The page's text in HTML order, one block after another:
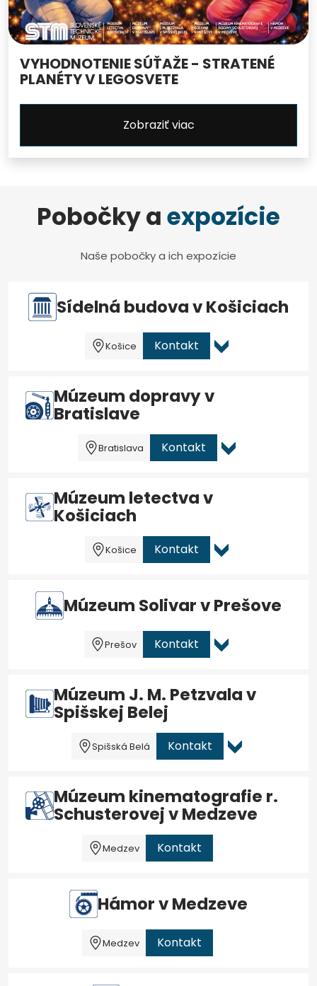
VYHODNOTENIE SÚŤAŽE - STRATENÉ
PLANÉTY V LEGOSVETE
Zobraziť viac
Pobočky aexpozície
Naše pobočky a ich expozície
Sídelná budova v Košiciach
Košice Kontakt
Múzeum dopravy v
Bratislave
Bratislava Kontakt
Múzeum letectva v
Košiciach
Košice Kontakt
Múzeum Solivar v Prešove
Prešov Kontakt
Múzeum J. M. Petzvala v
Spišskej Belej
Spišská Belá Kontakt
Múzeum kinematografie r.
Schusterovej v Medzeve
Medzev Kontakt
Hámor v Medzeve
Medzev Kontakt